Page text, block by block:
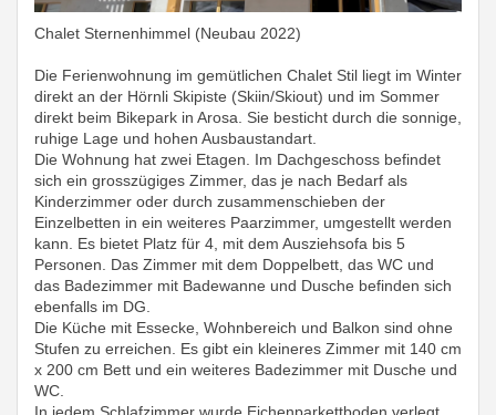
Chalet Sternenhimmel (Neubau 2022)
Die Ferienwohnung im gemütlichen Chalet Stil liegt im Winter
direkt an der Hörnli Skipiste (Skiin/Skiout) und im Sommer
direkt beim Bikepark in Arosa. Sie besticht durch die sonnige,
ruhige Lage und hohen Ausbaustandart.
Die Wohnung hat zwei Etagen. Im Dachgeschoss befindet
sich ein grosszügiges Zimmer, das je nach Bedarf als
Kinderzimmer oder durch zusammenschieben der
Einzelbetten in ein weiteres Paarzimmer, umgestellt werden
kann. Es bietet Platz für 4, mit dem Ausziehsofa bis 5
Personen. Das Zimmer mit dem Doppelbett, das WC und
das Badezimmer mit Badewanne und Dusche befinden sich
ebenfalls im DG.
Die Küche mit Essecke, Wohnbereich und Balkon sind ohne
Stufen zu erreichen. Es gibt ein kleineres Zimmer mit 140 cm
x 200 cm Bett und ein weiteres Badezimmer mit Dusche und
WC.